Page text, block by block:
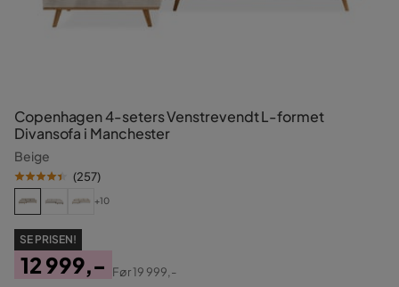
Copenhagen 4-seters Venstrevendt L-formet
Divansofa i Manchester
Beige
(257)
+10
SE PRISEN!
12 999,-
Før19 999,-